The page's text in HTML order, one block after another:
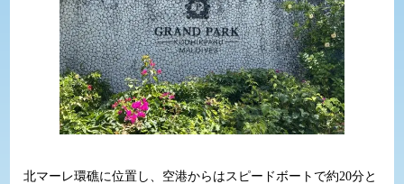
北マーレ環礁に位置し、空港からはスピードボートで約20分と